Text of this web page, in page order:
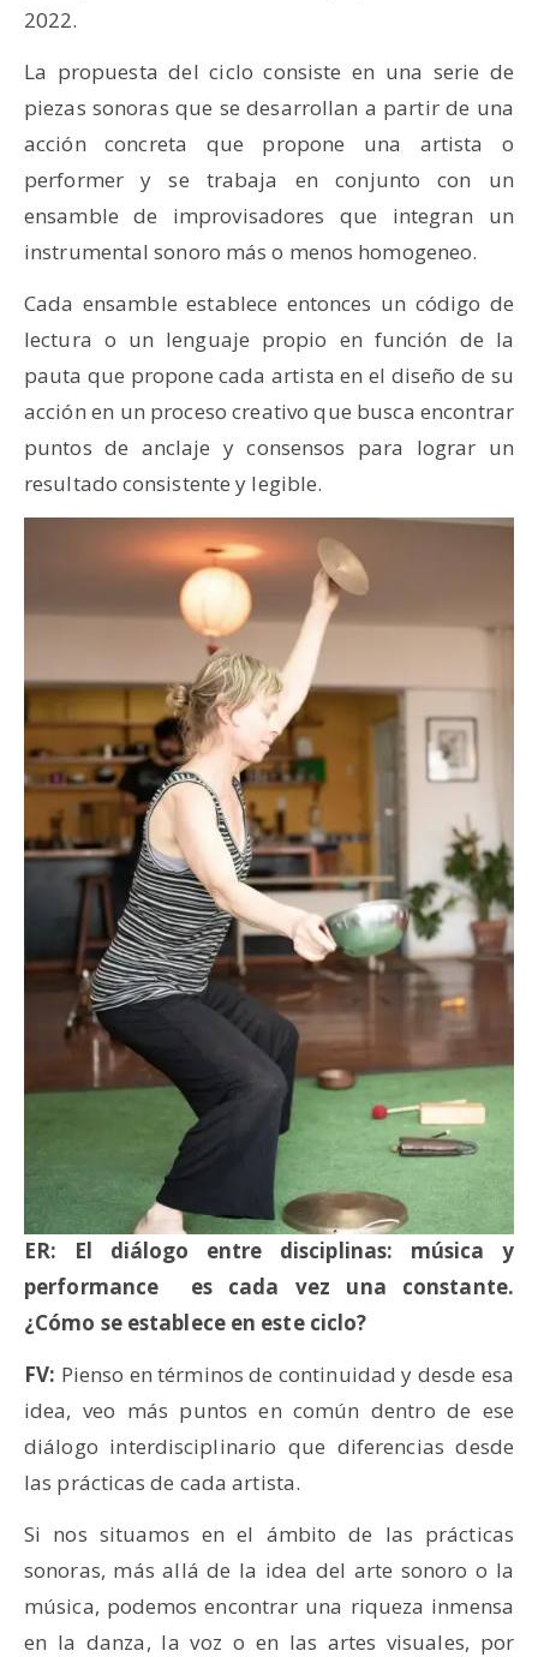
2022.
La propuesta del ciclo consiste en una serie de
piezas sonoras que se desarrollan a partir de una
acción concreta que propone una artista o
performer y se trabaja en conjunto con un
ensamble de improvisadores que integran un
instrumental sonoro más o menos homogeneo.
Cada ensamble establece entonces un código de
lectura o un lenguaje propio en función de la
pauta que propone cada artista en el diseño de su
acción en un proceso creativo que busca encontrar
puntos de anclaje y consensos para lograr un
resultado consistente y legible.
ER: El diálogo entre disciplinas: música y
performance es cada vez una constante.
¿Cómo se establece en este ciclo?
FV: Pienso en términos de continuidad y desde esa
idea, veo más puntos en común dentro de ese
diálogo interdisciplinario que diferencias desde
las prácticas de cada artista.
Si nos situamos en el ámbito de las prácticas
sonoras, más allá de la idea del arte sonoro o la
música, podemos encontrar una riqueza inmensa
en la danza, la voz o en las artes visuales, por